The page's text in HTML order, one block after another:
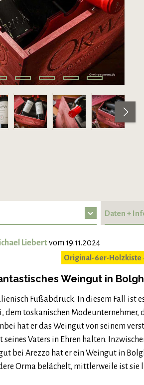
Daten +
Liebertvom 19.11.2024
Original-6er-Holzkiste
Weingut in
Fußabdruck. In diesem Fall ist
dem toskanischen Modeunternehmer,
hat er das Weingut von seinem
Vaters in Ehren halten.
bei Arezzo hat er ein Weingut in
Orma belächelt, mittlerweile ist sie